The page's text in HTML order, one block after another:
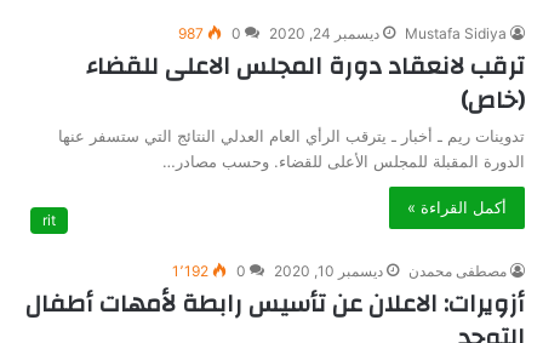
Mustafa Sidiya ديسمبر 24, 2020 0
987
ترقب لانعقاد دورة المجلس الاعلى للقضاء
(خاص)
تدوينات ريم ـ أخبار ـ يترقب الرأي العام العدلي النتائج التي ستسفر عنها
الدورة المقبلة للمجلس الأعلى للقضاء. وحسب مصادر…
أكمل القراءة »
مصطفى محمدن ديسمبر 10, 2020 0 1٬192
أزويرات: الاعلان عن تأسيس رابطة لأمهات أطفال